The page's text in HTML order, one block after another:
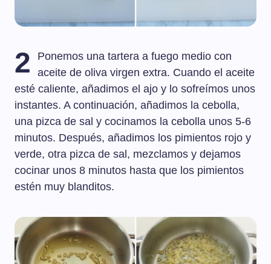
2
Ponemos una tartera a fuego medio con
aceite de oliva virgen extra. Cuando el aceite
esté caliente, añadimos el ajo y lo sofreímos unos
instantes. A continuación, añadimos la cebolla,
una pizca de sal y cocinamos la cebolla unos 5-6
minutos. Después, añadimos los pimientos rojo y
verde, otra pizca de sal, mezclamos y dejamos
cocinar unos 8 minutos hasta que los pimientos
estén muy blanditos.